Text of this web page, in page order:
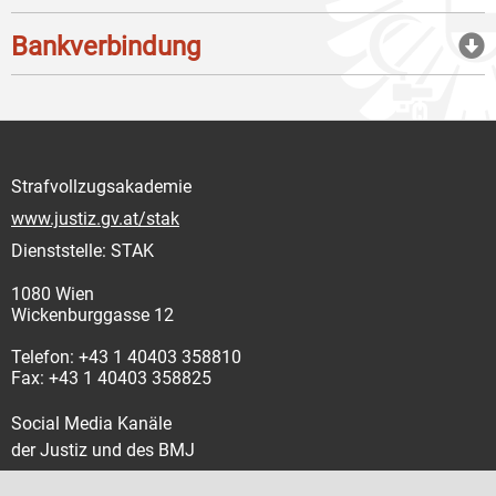
Bankverbindung
Strafvollzugsakademie
www.justiz.gv.at/stak
Dienststelle: STAK
1080 Wien
Wickenburggasse 12
Telefon: +43 1 40403 358810
Fax: +43 1 40403 358825
Social Media Kanäle
der Justiz und des BMJ